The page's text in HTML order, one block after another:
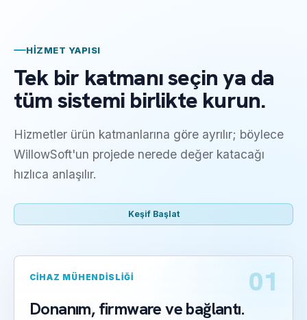
HIZMET YAPISI
Tek bir katmanı seçin ya da
tüm sistemi birlikte kurun.
Hizmetler ürün katmanlarına göre ayrılır; böylece
WillowSoft'un projede nerede değer katacağı
hızlıca anlaşılır.
Keşif Başlat
01
CIHAZ MÜHENDISLIĞI
Donanım, firmware ve bağlantı.